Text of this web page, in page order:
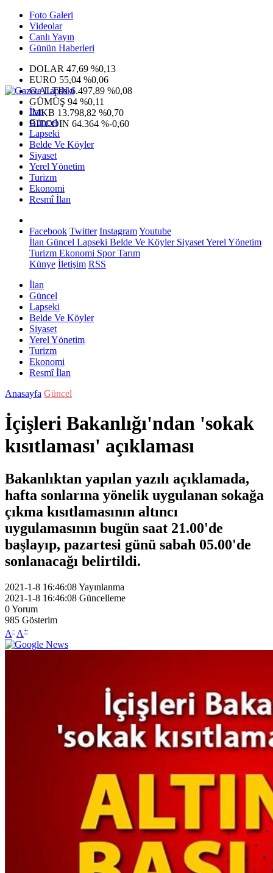
Foto Galeri
Videolar
Canlı Yayın
Günün Haberleri
DOLAR 47,69 %0,13
EURO 55,04 %0,06
G.ALTIN6.497,89 %0,08
GÜMÜŞ 94 %0,11
IMKB 13.798,82 %0,70
BITCOIN 64.364 %-0,60
İlan
Güncel
Lapseki
Belde Ve Köyler
Siyaset
Yerel Yönetim
Turizm
Ekonomi
Resmî İlan
Facebook Twitter InstagramYoutube
İlan Güncel Lapseki Belde Ve KöylerSiyasetYerel Yönetim
Turizm Ekonomi SporTarım
Künye İletişim RSS
İlan
Güncel
Lapseki
Belde Ve Köyler
Siyaset
Yerel Yönetim
Turizm
Ekonomi
Resmî İlan
Anasayfa Güncel
İçişleri Bakanlığı'ndan 'sokak
kısıtlaması' açıklaması
Bakanlıktan yapılan yazılı açıklamada,
hafta sonlarına yönelik uygulanan sokağa
çıkma kısıtlamasının altıncı
uygulamasının bugün saat 21.00'de
başlayıp, pazartesi günü sabah 05.00'de
sonlanacağı belirtildi.
2021-1-8 16:46:08Yayınlanma
2021-1-8 16:46:08 Güncelleme
0Yorum
985 Gösterim
A- A+